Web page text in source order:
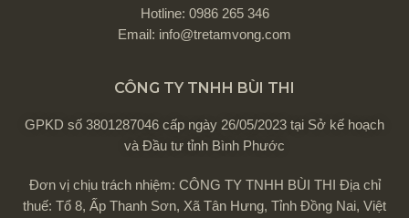
Hotline: 0986 265 346
Email: info@tretamvong.com
CÔNG TY TNHH BÙI THI
GPKD số 3801287046 cấp ngày 26/05/2023 tại Sở kế hoạch
và Đầu tư tỉnh Bình Phước
Đơn vị chịu trách nhiệm: CÔNG TY TNHH BÙI THI Địa chỉ
thuế: Tổ 8, Ấp Thanh Sơn, Xã Tân Hưng, Tỉnh Đồng Nai, Việt